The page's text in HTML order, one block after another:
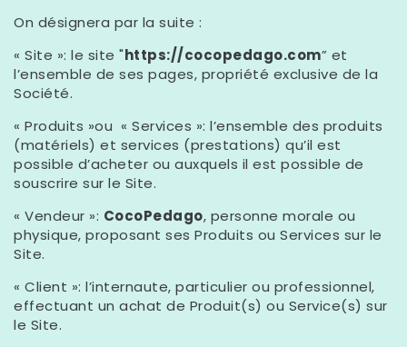
On désignera par la suite :
« Site »: le site "https://cocopedago.com” et
l’ensemble de ses pages, propriété exclusive de la
Société.
« Produits »ou « Services »: l’ensemble des produits
(matériels) et services (prestations) qu’il est
possible d’acheter ou auxquels il est possible de
souscrire sur le Site.
« Vendeur »: CocoPedago, personne morale ou
physique, proposant ses Produits ou Services sur le
Site.
« Client »: l’internaute, particulier ou professionnel,
effectuant un achat de Produit(s) ou Service(s) sur
le Site.